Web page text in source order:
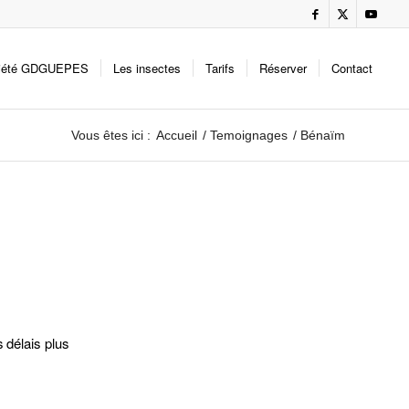
GDGUEPES Les insectes Tarifs Réserver Contact
Vous êtes ici : Accueil / Temoignages / Bénaïm
délais plus